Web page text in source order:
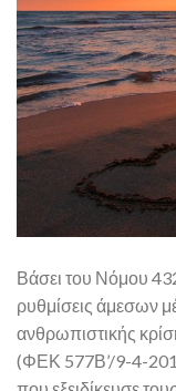
Βάσει του Νόμου
ρυθμίσεις άμεσων
ανθρωπιστικής
(ΦΕΚ 577Β’/9-4-